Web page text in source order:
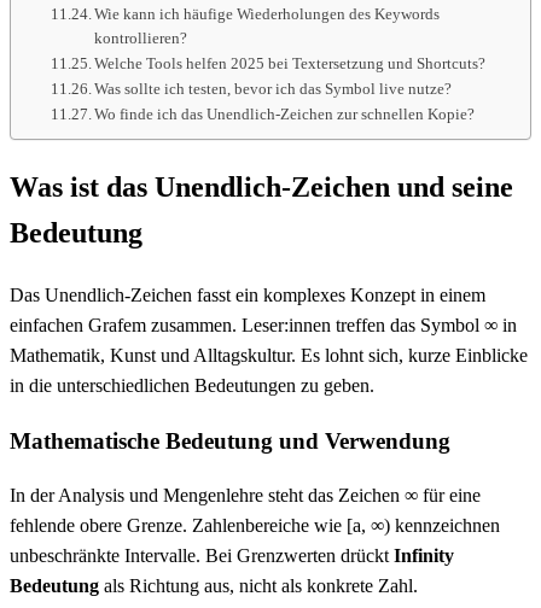
Wie kann ich häufige Wiederholungen des Keywords
kontrollieren?
Welche Tools helfen 2025 bei Textersetzung und Shortcuts?
Was sollte ich testen, bevor ich das Symbol live nutze?
Wo finde ich das Unendlich-Zeichen zur schnellen Kopie?
Was ist das Unendlich-Zeichen und seine
Bedeutung
Das Unendlich-Zeichen fasst ein komplexes Konzept in einem
einfachen Grafem zusammen. Leser:innen treffen das Symbol ∞ in
Mathematik, Kunst und Alltagskultur. Es lohnt sich, kurze Einblicke
in die unterschiedlichen Bedeutungen zu geben.
Mathematische Bedeutung und Verwendung
In der Analysis und Mengenlehre steht das Zeichen ∞ für eine
fehlende obere Grenze. Zahlenbereiche wie [a, ∞) kennzeichnen
unbeschränkte Intervalle. Bei Grenzwerten drückt Infinity
Bedeutung als Richtung aus, nicht als konkrete Zahl.